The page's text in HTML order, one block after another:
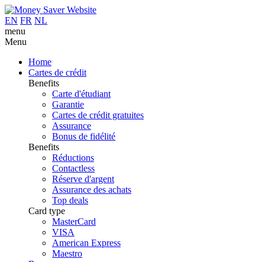
EN FR NL
menu
Menu
Home
Cartes de crédit
Benefits
Carte d'étudiant
Garantie
Cartes de crédit gratuites
Assurance
Bonus de fidélité
Benefits
Réductions
Contactless
Réserve d'argent
Assurance des achats
Top deals
Card type
MasterCard
VISA
American Express
Maestro